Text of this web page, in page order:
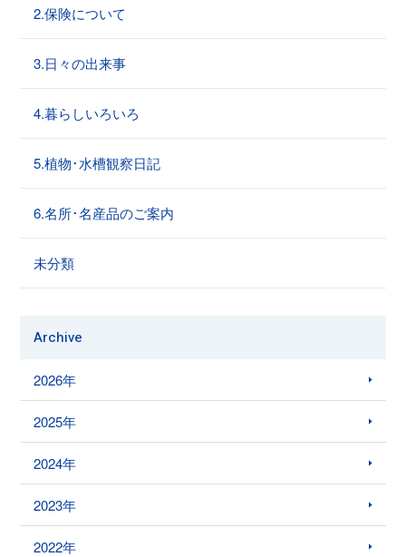
2.保険について
3.日々の出来事
4.暮らしいろいろ
5.植物･水槽観察日記
6.名所･名産品のご案内
未分類
Archive
2026年
2025年
2024年
2023年
2022年